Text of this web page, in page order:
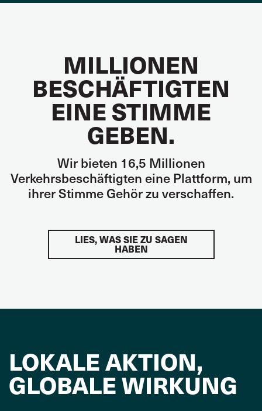
MILLIONEN
BESCHÄFTIGTEN
EINE STIMME
GEBEN.
Wir bieten 16,5 Millionen
Verkehrsbeschäftigten eine Plattform, um
ihrer Stimme Gehör zu verschaffen.
LIES, WAS SIE ZU SAGEN
HABEN
LOKALE AKTION,
GLOBALE WIRKUNG